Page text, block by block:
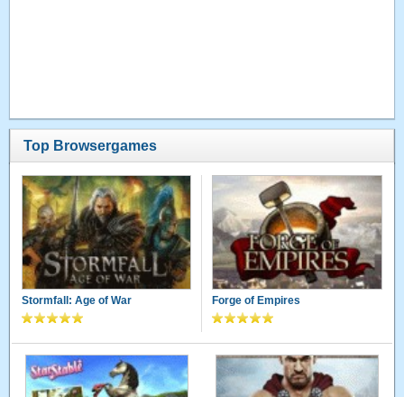
Top Browsergames
Stormfall: Age of War Forge of Empires